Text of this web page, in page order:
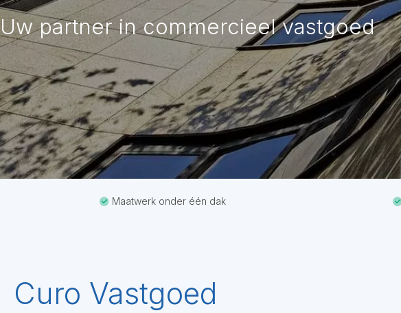
Uw partner in commercieel vastgoed
Maatwerk onder één dak
Curo Vastgoed